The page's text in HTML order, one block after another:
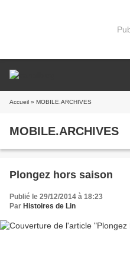
Accueil » MOBILE.ARCHIVES
MOBILE.ARCHIVES
Plongez hors saison
Publié le 29/12/2014 à 18:23
Par Histoires de Lin